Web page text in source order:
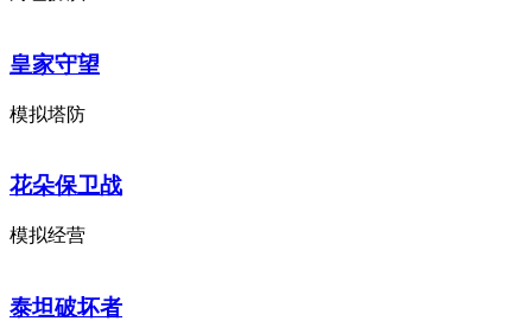
皇家守望
模拟塔防
花朵保卫战
模拟经营
泰坦破坏者